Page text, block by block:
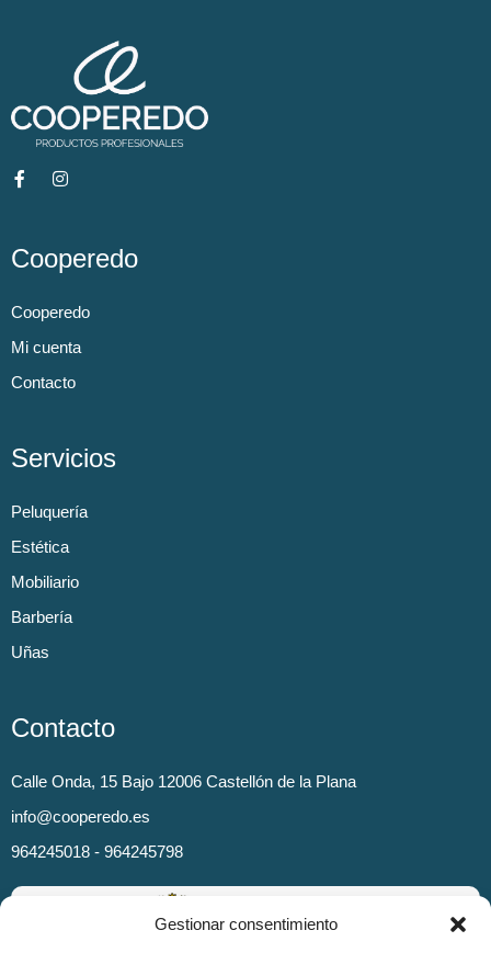
Gestionar consentimiento
Cooperedo
Cooperedo
Mi cuenta
Contacto
Servicios
Peluquería
Estética
Mobiliario
Barbería
Uñas
Contacto
Calle Onda, 15 Bajo 12006 Castellón de la Plana
info@cooperedo.es
964245018 - 964245798